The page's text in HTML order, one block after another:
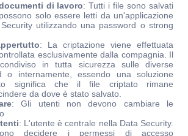
di lavoro: Tutti i file sono salvati
solo essere letti da un'applicazione
utilizzando una password o strong
: La criptazione viene effettuata
esclusivamente dalla compagnia. Il
in tutta sicurezza sulle diverse
o internamente, essendo una soluzione
significa che il file criptato rimane
da dove è stato salvato.
: Gli utenti non devono cambiare le
: L'utente è centrale nella Data Security.
decidere i permessi di accesso